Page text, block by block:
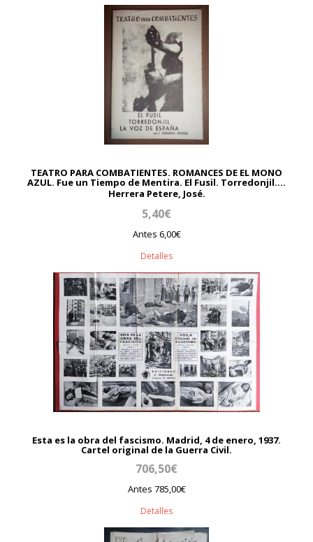
TEATRO PARA COMBATIENTES. ROMANCES DE EL MONO
AZUL. Fue un Tiempo de Mentira. El Fusil. Torredonjil....
Herrera Petere, José.
5,40€
Antes 6,00€
Detalles
Esta es la obra del fascismo. Madrid, 4 de enero, 1937.
Cartel original de la Guerra Civil.
706,50€
Antes 785,00€
Detalles